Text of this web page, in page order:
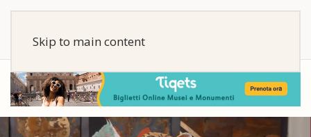
Skip to main content